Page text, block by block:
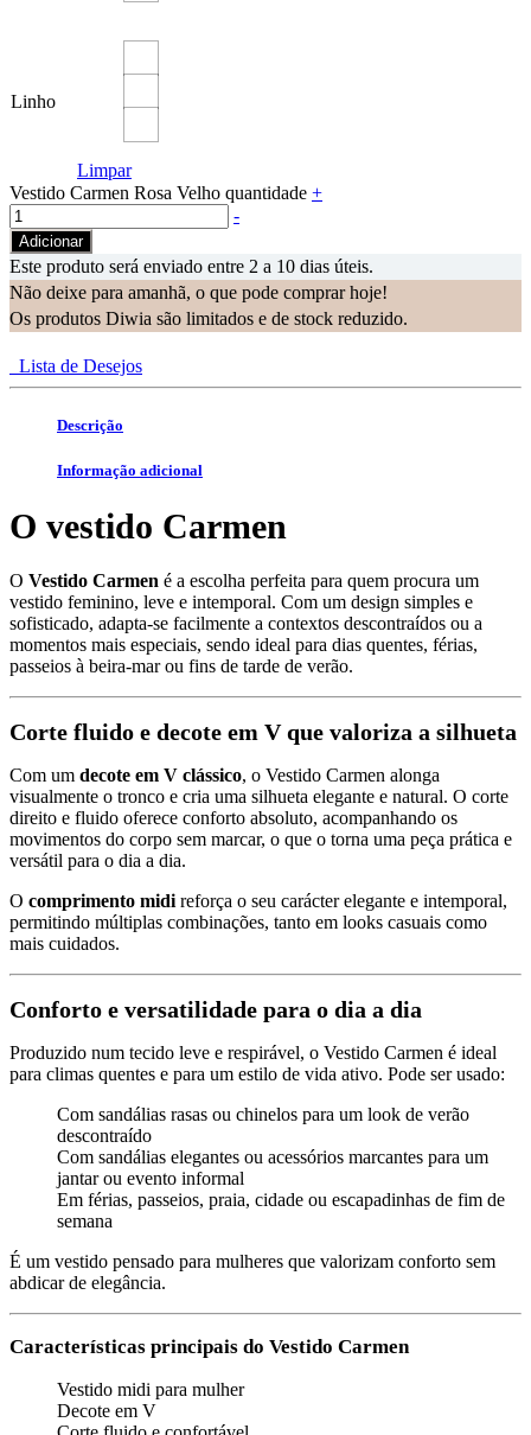
Linho
Limpar
Vestido Carmen Rosa Velho quantidade +
-
Adicionar
Este produto será enviado entre 2 a 10 dias úteis.
Não deixe para amanhã, o que pode comprar hoje!
Os produtos Diwia são limitados e de stock reduzido.
Lista de Desejos
Descrição
Informação adicional
O vestido Carmen
O Vestido Carmen é a escolha perfeita para quem procura um
vestido feminino, leve e intemporal. Com um design simples e
sofisticado, adapta-se facilmente a contextos descontraídos ou a
momentos mais especiais, sendo ideal para dias quentes, férias,
passeios à beira-mar ou fins de tarde de verão.
Corte fluido e decote em V que valoriza a silhueta
Com um decote em V clássico, o Vestido Carmen alonga
visualmente o tronco e cria uma silhueta elegante e natural. O corte
direito e fluido oferece conforto absoluto, acompanhando os
movimentos do corpo sem marcar, o que o torna uma peça prática e
versátil para o dia a dia.
O comprimento midi reforça o seu carácter elegante e intemporal,
permitindo múltiplas combinações, tanto em looks casuais como
mais cuidados.
Conforto e versatilidade para o dia a dia
Produzido num tecido leve e respirável, o Vestido Carmen é ideal
para climas quentes e para um estilo de vida ativo. Pode ser usado:
Com sandálias rasas ou chinelos para um look de verão
descontraído
Com sandálias elegantes ou acessórios marcantes para um
jantar ou evento informal
Em férias, passeios, praia, cidade ou escapadinhas de fim de
semana
É um vestido pensado para mulheres que valorizam conforto sem
abdicar de elegância.
Características principais do Vestido Carmen
Vestido midi para mulher
Decote em V